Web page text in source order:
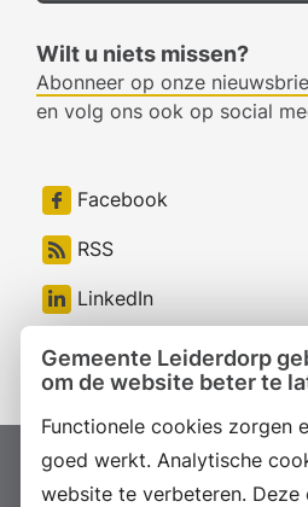
Gemeente Leiderdorp
om de website beter te
Functionele cookies zorgen
goed werkt. Analytische
website te verbeteren.
Wilt u niets missen?
Abonneer op onze
en volg ons ook op social
Facebook
RSS
LinkedIn
Instagram
Proclaimer Colofon